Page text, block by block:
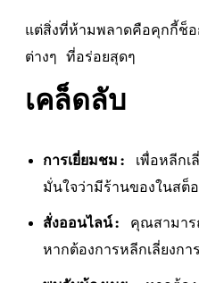
แต่สิ่งที่ห้ามพลาดคือคุกกี้ช็
ต่างๆ ที่อร่อยสุดๆ
เคล็ดลับ
การเยี่ยมชม:
เพื่อหลีกเ
มั่นใจว่ามีร้านของในสต็
สั่งออนไลน์:
คุณสามาร
หากต้องการหลีกเลี่ยงกา